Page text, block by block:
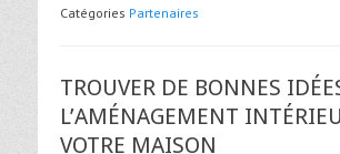
Catégories Partenaires
TROUVER DE BONNES
L’AMÉNAGEMENT
VOTRE MAISON